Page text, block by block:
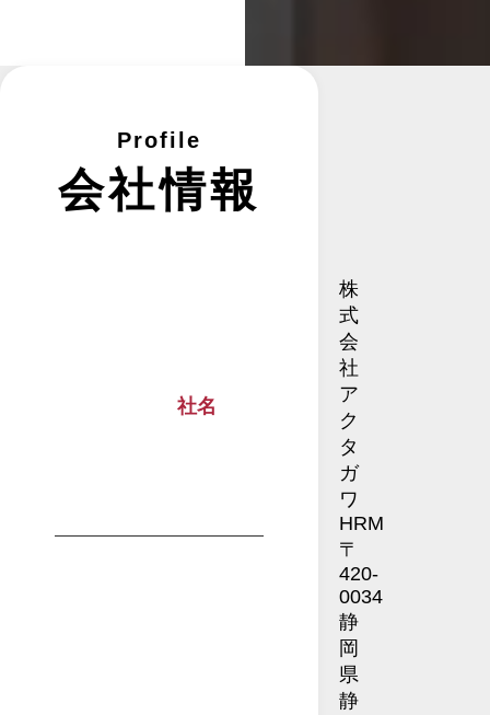
Profile
会社情報
社名
株
式
会
社
ア
ク
タ
ガ
ワ
HRM
〒
420-
0034
静
岡
県
静